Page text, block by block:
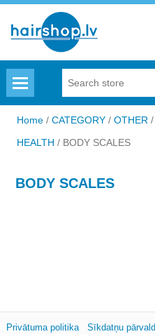
Home / CATEGORY / OTHER /
HEALTH / BODY SCALES
BODY SCALES
Privātuma politika Sīkdatņu